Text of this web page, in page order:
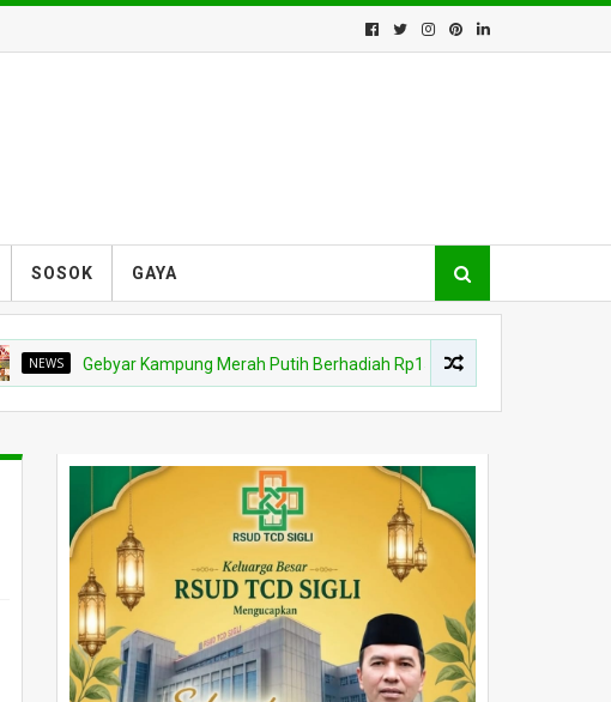
SOSOK GAYA
Gebyar Kampung Merah Putih Berhadiah Rp150 Juta, Kodim 0102/Pidie Ajak 31